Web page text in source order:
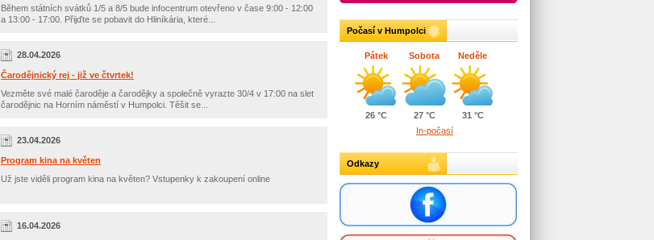
Během státních svátků 1/5 a 8/5 bude infocentrum otevřeno v čase 9:00 - 12:00
a 13:00 - 17:00. Přijďte se pobavit do Hliníkária, které...
28.04.2026
Čarodějnický rej - již ve čtvrtek!
Vezměte své malé čaroděje a čarodějky a společně vyrazte 30/4 v 17:00 na slet
čarodějnic na Horním náměstí v Humpolci. Těšit se...
23.04.2026
Program kina na květen
Už jste viděli program kina na květen? Vstupenky k zakoupení online
16.04.2026
Počasí v Humpolci
Pátek
26 °C
Sobota
27 °C
Neděle
31 °C
In-počasí
Odkazy